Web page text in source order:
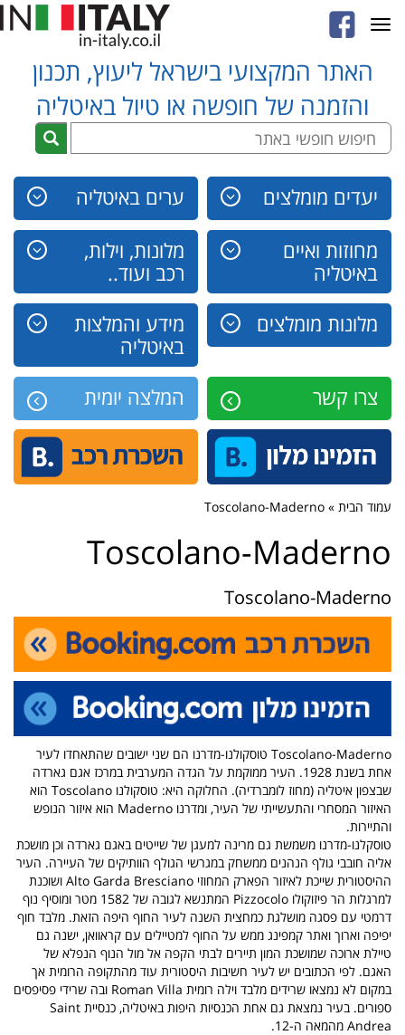
האתר המקצועי בישראל ליעוץ, תכנון
והזמנה של חופשה או טיול באיטליה
יעדים מומלצים ערים באיטליה
מחוזות ואיים
באיטליה
מלונות, וילות,
רכב ועוד..
מלונות מומלצים
מידע והמלצות
באיטליה
צרו קשר
המלצה יומית
Toggle
navigation
עמוד הבית » Toscolano-Maderno
Toscolano-Maderno
Toscolano-Maderno
Toscolano-Maderno טוסקולנו-מדרנו הם שני ישובים שהתאחדו לעיר
אחת בשנת 1928. העיר ממוקמת על הגדה המערבית במרכז אגם גארדה
שבצפון איטליה (מחוז לומברדיה). החלוקה היא: טוסקולנו Toscolano הוא
האיזור המסחרי והתעשייתי של העיר, ומדרנו Maderno הוא איזור הנופש
והתיירות.
טוסקלנו-מדרנו משמשת גם מרינה למעגן של שייטים באגם גארדה וכן מושכת
אליה חובבי גולף הנהנים ממשחק במגרשי הגולף הוותיקים של העיירה. העיר
ההיסטורית שייכת לאיזור הפארק המחוזי Alto Garda Bresciano ושוכנת
למרגלות הר פיזוקולו Pizzocolo המתנשא לגובה של 1582 מטר ומוסיף נוף
דרמטי עם פסגה מושלגת כמחצית השנה לעיר החוף היפה הזאת. מלבד חוף
יפיפה וארוך ואתר קמפינג ממש על החוף למטיילים עם קראוואן, ישנה גם
טיילת ארוכה שמושכת המון תיירים לבתי הקפה אל מול הנוף הנפלא של
האגם. לפי הכתובים יש לעיר חשיבות היסטורית עוד מהתקופה הרומית אך
במקום לא נמצאו שרידים מלבד וילה רומית Roman Villa ובה שרידי פסיפסים
ספורים. בעיר נמצאת גם אחת הכנסיות היפות באיטליה, כנסיית Saint
Andrea מהמאה ה-12.